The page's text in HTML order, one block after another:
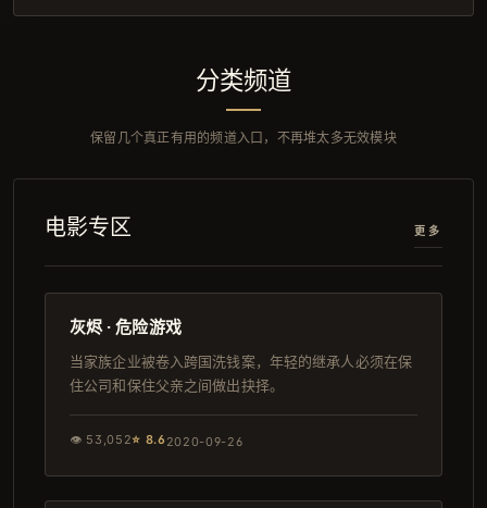
分类频道
保留几个真正有用的频道入口，不再堆太多无效模块
电影专区 更多
杜比
120分钟
灰烬 · 危险游戏
当家族企业被卷入跨国洗钱案，年轻的继承人必须在保
住公司和保住父亲之间做出抉择。
👁 53,052⭐ 8.6 2020-09-26
97分钟